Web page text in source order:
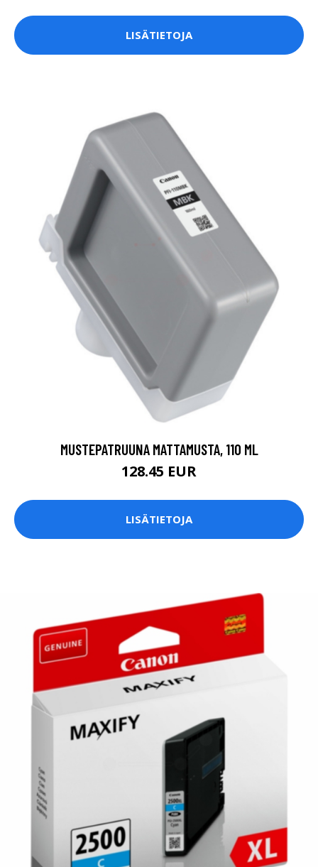
LISÄTIETOJA
MUSTEPATRUUNA MATTAMUSTA, 110 ML
128.45 EUR
LISÄTIETOJA